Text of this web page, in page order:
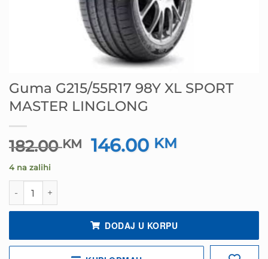
Guma G215/55R17 98Y XL SPORT
MASTER LINGLONG
182.00KM
Izvorna
cijena
146.00 KM
4 na zalihi
Guma G215/55R17 98Y XL SPORT MASTER LINGLONG
DODAJ U KORPU